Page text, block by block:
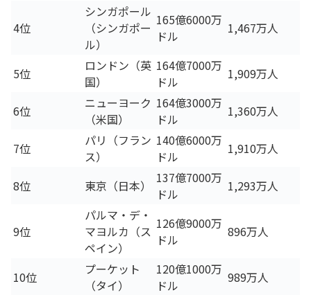
4位
シンガポール
（シンガポー
ル）
165億6000万
ドル
1,467万人
5位
ロンドン（英
国）
164億7000万
ドル
1,909万人
6位
ニューヨーク
（米国）
164億3000万
ドル
1,360万人
7位
パリ（フラン
ス）
140億6000万
ドル
1,910万人
8位 東京（日本）
137億7000万
ドル
1,293万人
9位
パルマ・デ・
マヨルカ（ス
ペイン）
126億9000万
ドル
896万人
10位
プーケット
（タイ）
120億1000万
ドル
989万人